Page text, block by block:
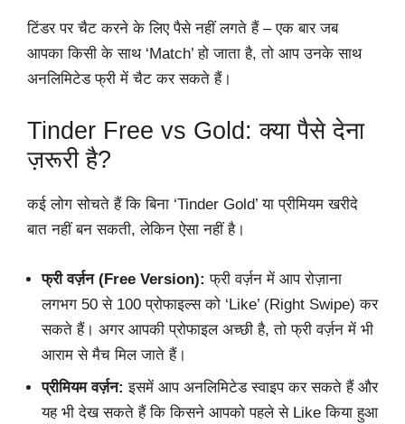
टिंडर पर चैट करने के लिए पैसे नहीं लगते हैं – एक बार जब
आपका किसी के साथ ‘Match’ हो जाता है, तो आप उनके साथ
अनलिमिटेड फ्री में चैट कर सकते हैं।
Tinder Free vs Gold: क्या पैसे देना
ज़रूरी है?
कई लोग सोचते हैं कि बिना ‘Tinder Gold’ या प्रीमियम खरीदे
बात नहीं बन सकती, लेकिन ऐसा नहीं है।
फ्री वर्ज़न (Free Version): फ्री वर्ज़न में आप रोज़ाना
लगभग 50 से 100 प्रोफाइल्स को ‘Like’ (Right Swipe) कर
सकते हैं। अगर आपकी प्रोफाइल अच्छी है, तो फ्री वर्ज़न में भी
आराम से मैच मिल जाते हैं।
प्रीमियम वर्ज़न: इसमें आप अनलिमिटेड स्वाइप कर सकते हैं और
यह भी देख सकते हैं कि किसने आपको पहले से Like किया हुआ